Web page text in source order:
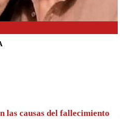
las causas del fallecimiento